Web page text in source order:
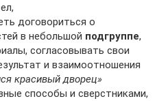
договориться о
в небольшой подгруппе,
согласовывать свои
и взаимоотношения
красивый дворец»
способы и сверстниками,